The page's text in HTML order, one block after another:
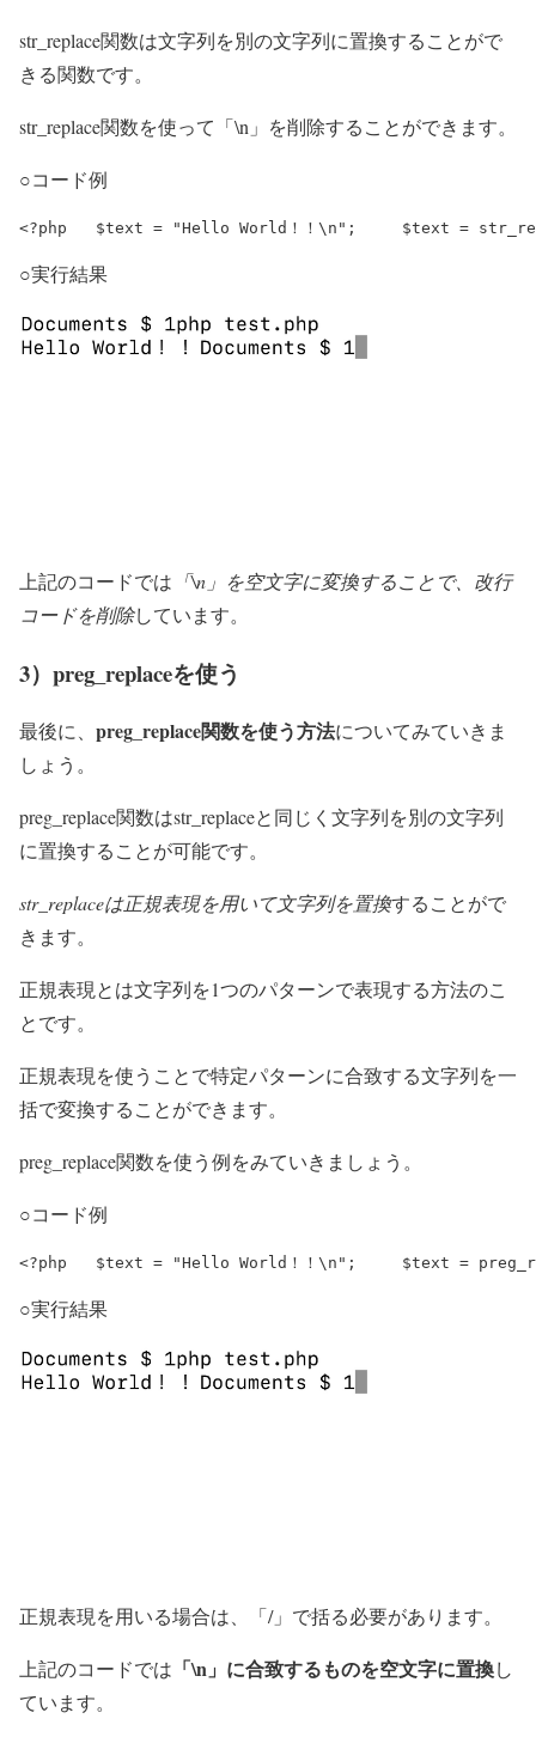
str_replace関数は文字列を別の文字列に置換することがで
きる関数です。
str_replace関数を使って「\n」を削除することができます。
○コード例
○実行結果
上記のコードでは 「\n」を空文字に変換することで、改行
コードを削除しています。
3）preg_replaceを使う
最後に、 preg_replace関数を使う方法についてみていきま
しょう。
preg_replace関数はstr_replaceと同じく文字列を別の文字列
に置換することが可能です。
str_replaceは正規表現を用いて文字列を置換することがで
きます。
正規表現とは文字列を1つのパターンで表現する方法のこ
とです。
正規表現を使うことで特定パターンに合致する文字列を一
括で変換することができます。
preg_replace関数を使う例をみていきましょう。
○コード例
○実行結果
正規表現を用いる場合は、「/」で括る必要があります。
上記のコードでは 「\n」に合致するものを空文字に置換し
ています。